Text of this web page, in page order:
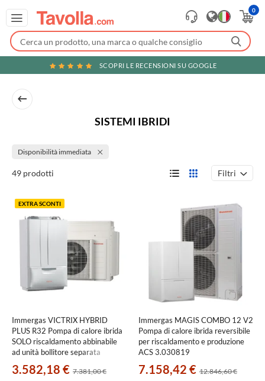
0
SCOPRI LE RECENSIONI SU GOOGLE
SISTEMI IBRIDI
Disponibilità immediata
49 prodotti Filtri
EXTRA SCONTI
Immergas VICTRIX HYBRID
PLUS R32 Pompa di calore ibrida
SOLO riscaldamento abbinabile
ad unità bollitore separata
3.030699
3.582,18 € 7.381,00 €
Immergas MAGIS COMBO 12 V2
Pompa di calore ibrida reversibile
per riscaldamento e produzione
ACS 3.030819
7.158,42 € 12.846,60 €